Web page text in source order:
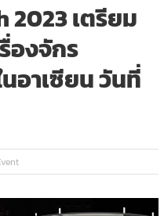
2023 เตรียม
องจักร
อาเซียน วันที่